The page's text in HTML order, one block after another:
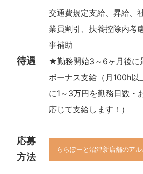
待遇
交通費規定支給、昇給、
業員割引、扶養控除内考
事補助
★勤務開始3～6ヶ月後に
ボーナス支給（月100h以
に1～3万円を勤務日数・
応じて支給します！）
応募
方法
ららぽーと沼津新店舗のア